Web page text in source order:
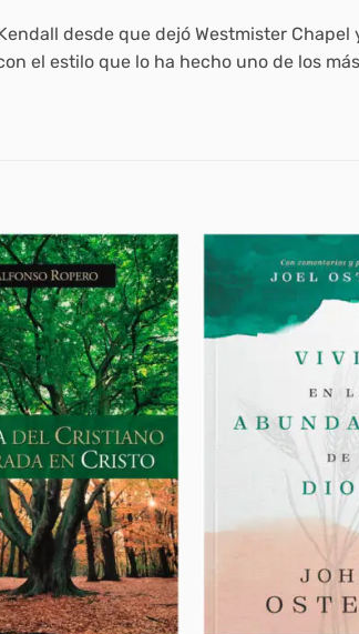
desde que dejó Westmister
el estilo que lo ha hecho uno de los